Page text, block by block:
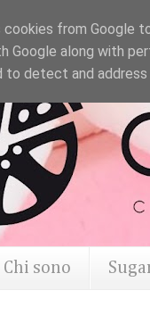
Chi sono
cookies from Google
Google along with
to detect and address